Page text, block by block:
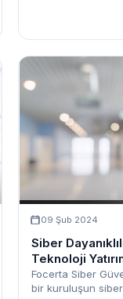
09 Şub 2024
Siber
Teknoloji
Focerta Siber
bir kuruluşun siber